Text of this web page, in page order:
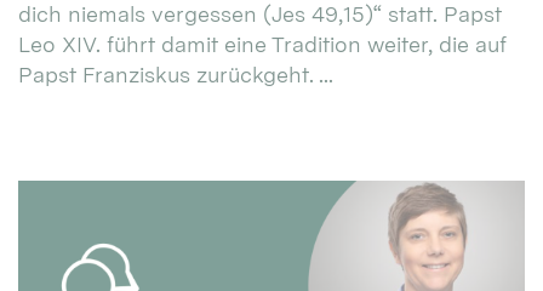
dich niemals vergessen (Jes 49,15)“ statt. Papst
Leo XIV. führt damit eine Tradition weiter, die auf
Papst Franziskus zurückgeht. ...